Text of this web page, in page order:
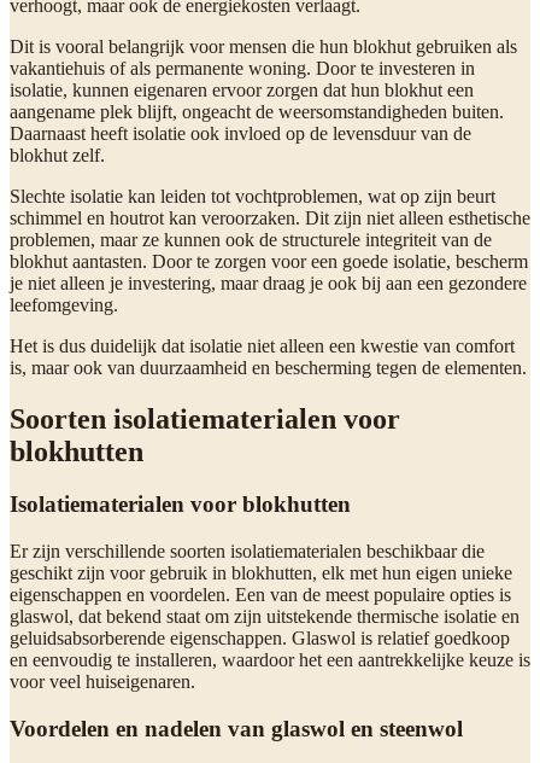
verhoogt, maar ook de energiekosten verlaagt.
Dit is vooral belangrijk voor mensen die hun blokhut gebruiken als
vakantiehuis of als permanente woning. Door te investeren in
isolatie, kunnen eigenaren ervoor zorgen dat hun blokhut een
aangename plek blijft, ongeacht de weersomstandigheden buiten.
Daarnaast heeft isolatie ook invloed op de levensduur van de
blokhut zelf.
Slechte isolatie kan leiden tot vochtproblemen, wat op zijn beurt
schimmel en houtrot kan veroorzaken. Dit zijn niet alleen esthetische
problemen, maar ze kunnen ook de structurele integriteit van de
blokhut aantasten. Door te zorgen voor een goede isolatie, bescherm
je niet alleen je investering, maar draag je ook bij aan een gezondere
leefomgeving.
Het is dus duidelijk dat isolatie niet alleen een kwestie van comfort
is, maar ook van duurzaamheid en bescherming tegen de elementen.
Soorten isolatiematerialen voor
blokhutten
Isolatiematerialen voor blokhutten
Er zijn verschillende soorten isolatiematerialen beschikbaar die
geschikt zijn voor gebruik in blokhutten, elk met hun eigen unieke
eigenschappen en voordelen. Een van de meest populaire opties is
glaswol, dat bekend staat om zijn uitstekende thermische isolatie en
geluidsabsorberende eigenschappen. Glaswol is relatief goedkoop
en eenvoudig te installeren, waardoor het een aantrekkelijke keuze is
voor veel huiseigenaren.
Voordelen en nadelen van glaswol en steenwol